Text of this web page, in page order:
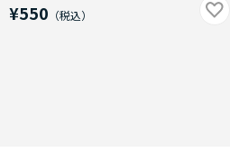
¥550